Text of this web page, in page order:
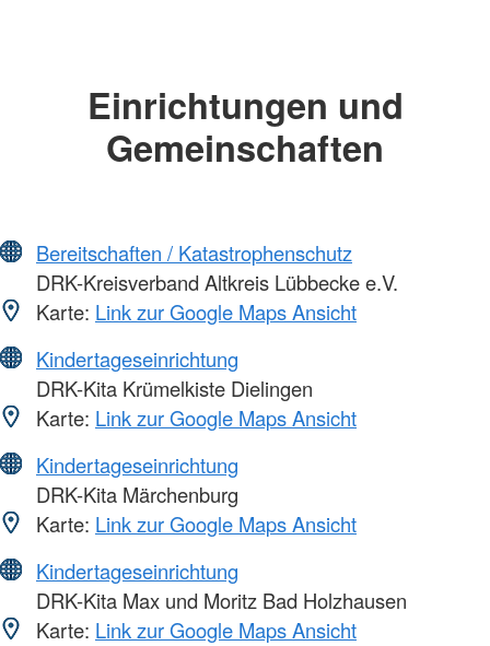
Einrichtungen und
Gemeinschaften
Bereitschaften / Katastrophenschutz
DRK-Kreisverband Altkreis Lübbecke e.V.
Karte: Link zur Google Maps Ansicht
Kindertageseinrichtung
DRK-Kita Krümelkiste Dielingen
Karte: Link zur Google Maps Ansicht
Kindertageseinrichtung
DRK-Kita Märchenburg
Karte: Link zur Google Maps Ansicht
Kindertageseinrichtung
DRK-Kita Max und Moritz Bad Holzhausen
Karte: Link zur Google Maps Ansicht